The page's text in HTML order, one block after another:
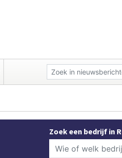
Zoek een bedrijf in